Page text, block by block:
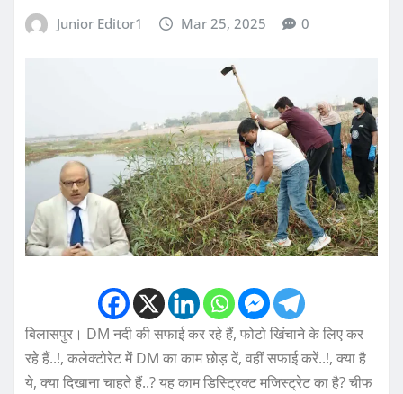
Junior Editor1 Mar 25, 2025 0
बिलासपुर। DM नदी की सफाई कर रहे हैं, फोटो खिंचाने के लिए कर
रहे हैं..!, कलेक्टोरेट में DM का काम छोड़ दें, वहीं सफाई करें..!, क्या है
ये, क्या दिखाना चाहते हैं..? यह काम डिस्ट्रिक्ट मजिस्ट्रेट का है? चीफ